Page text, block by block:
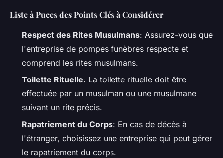
Liste à Puces des Points Clés à Considérer
Respect des Rites Musulmans: Assurez-vous que
l'entreprise de pompes funèbres respecte et
comprend les rites musulmans.
Toilette Rituelle: La toilette rituelle doit être
effectuée par un musulman ou une musulmane
suivant un rite précis.
Rapatriement du Corps: En cas de décès à
l'étranger, choisissez une entreprise qui peut gérer
le rapatriement du corps.